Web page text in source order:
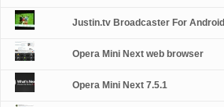
Justin.tv Broadcaster For Android
Opera Mini Next web browser
Opera Mini Next 7.5.1